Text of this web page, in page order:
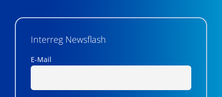
Interreg Newsflash
E-Mail